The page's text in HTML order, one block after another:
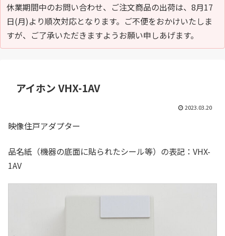
休業期間中のお問い合わせ、ご注文商品の出荷は、8月17
日(月)より順次対応となります。ご不便をおかけいたしま
すが、ご了承いただきますようお願い申しあげます。
アイホン VHX-1AV
2023.03.20
映像住戸アダプター
品名紙（機器の底面に貼られたシール等）の表記：VHX-
1AV